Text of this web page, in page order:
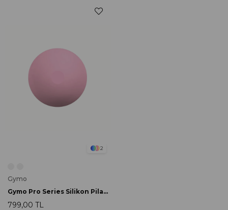
2
Gymo
Gymo Pro Series Silikon Pilates Topu 20cm Pembe
799,00 TL